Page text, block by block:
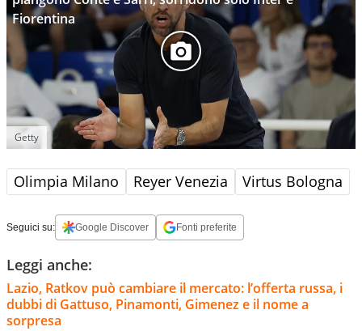
Fiorentina
Getty
Olimpia Milano Reyer Venezia Virtus Bologna
Seguici su: Google Discover Fonti preferite
Leggi anche:
Lazio, Ratkov può cambiare il mercato: l’offerta russa, i
dubbi di Gattuso, Pinamonti, Gimenez e il nome a
sorpresa